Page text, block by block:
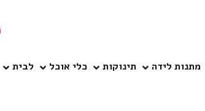
מתנות לידה תינוקות כלי אוכל לבית